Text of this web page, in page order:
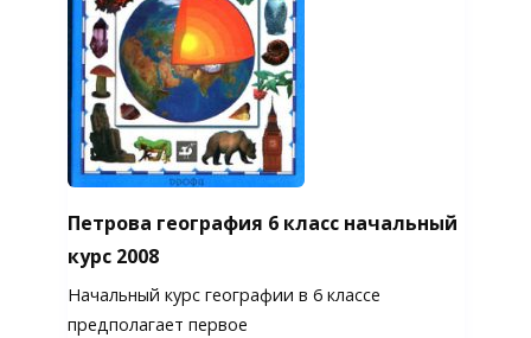
Петрова география 6 класс начальный
курс 2008
Начальный курс географии в 6 классе
предполагает первое